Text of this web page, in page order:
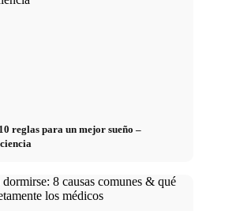
reglas para un mejor sueño –